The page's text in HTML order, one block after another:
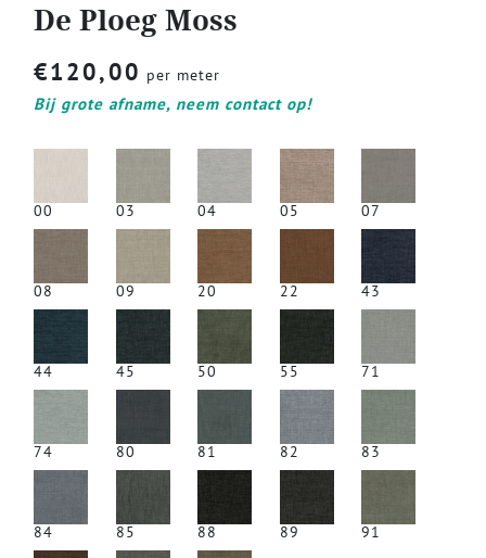
De Ploeg Moss
€120,00 per meter
Bij grote afname, neem contact op!
00 03 04 05 07
08 09 20 22 43
44 45 50 55 71
74 80 81 82 83
84 85 88 89 91